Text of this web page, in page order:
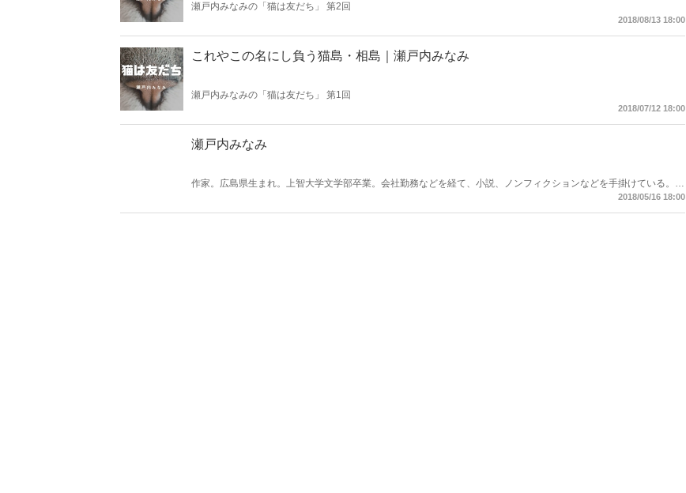
瀬戸内みなみの「猫は友だち」 第2回
2018/08/13 18:00
これやこの名にし負う猫島・相島｜瀬戸内みなみ
瀬戸内みなみの「猫は友だち」 第1回
2018/07/12 18:00
瀬戸内みなみ
作家。広島県生まれ。上智大学文学部卒業。会社勤務などを経て、小説、ノンフィクションなどを手掛けている。テ
ーマは猫と旅と日本酒。著書に『にっぽん猫島紀行』（イースト新書）。月刊『Hanada』で「わが人生に悔いな
2018/05/16 18:00